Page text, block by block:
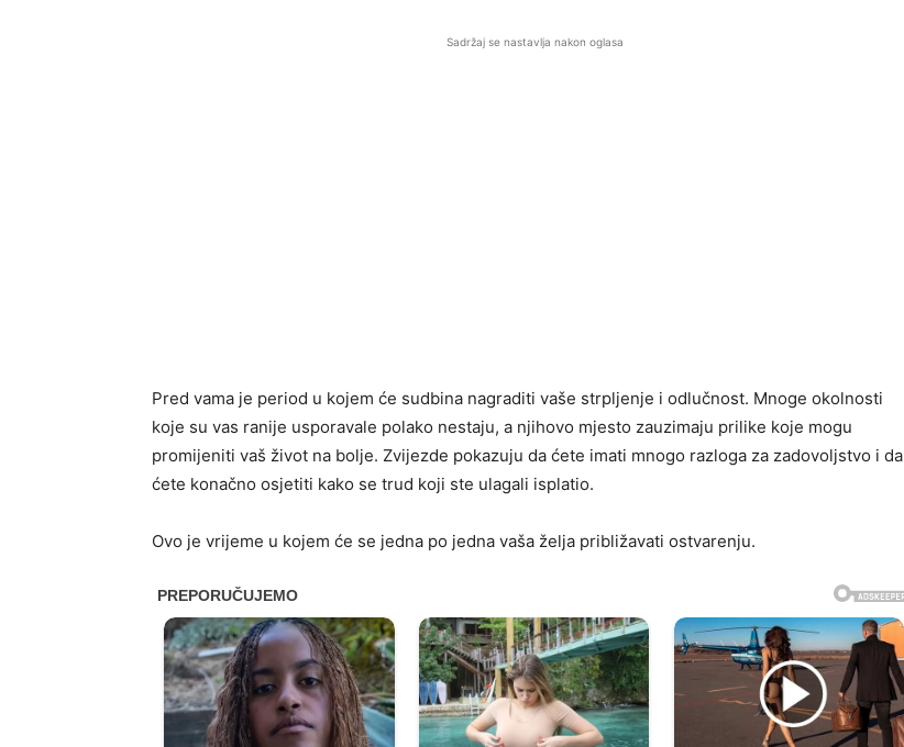
Sadržaj se nastavlja nakon oglasa
Pred vama je period u kojem će sudbina nagraditi vaše strpljenje i odlučnost. Mnoge okolnosti
koje su vas ranije usporavale polako nestaju, a njihovo mjesto zauzimaju prilike koje mogu
promijeniti vaš život na bolje. Zvijezde pokazuju da ćete imati mnogo razloga za zadovoljstvo i da
ćete konačno osjetiti kako se trud koji ste ulagali isplatio.
Ovo je vrijeme u kojem će se jedna po jedna vaša želja približavati ostvarenju.